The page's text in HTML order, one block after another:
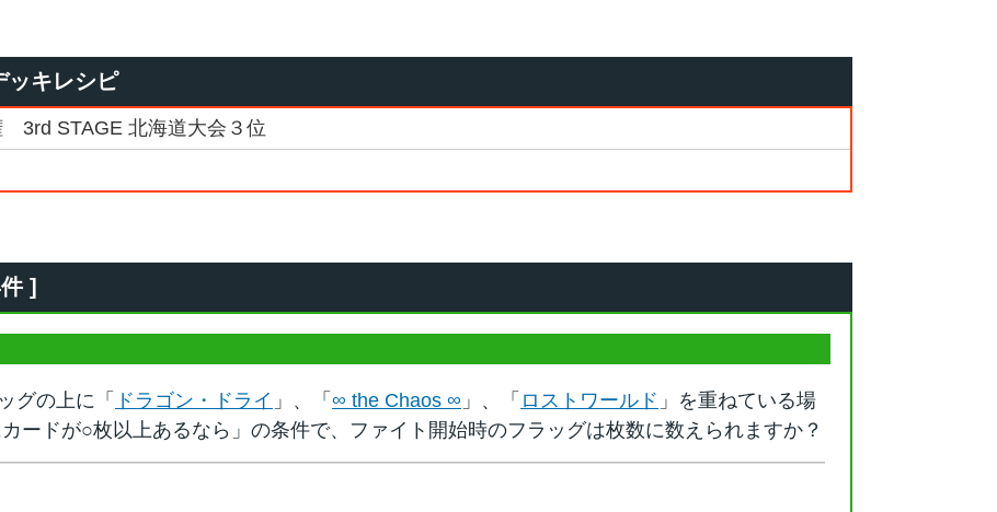
ッキレシピ
3rd STAGE 北海道大会３位
]
グの上に「 ドラゴン・ドライ 」、「 ∞ the Chaos ∞ 」、「 ロストワールド 」を重ねている場
ードが○枚以上あるなら」の条件で、ファイト開始時のフラッグは枚数に数えられますか？